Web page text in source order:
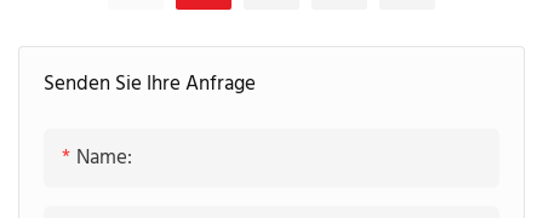
Senden Sie Ihre Anfrage
Name:
Rahmeneinsatz und
Marmorplatte
Marmor